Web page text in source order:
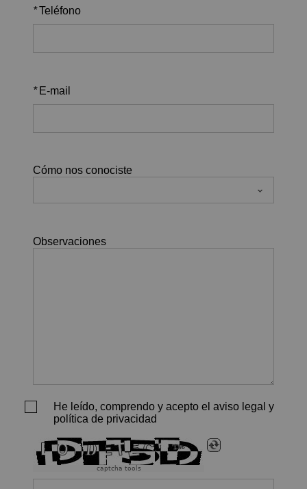
*Teléfono
* E-mail
Cómo nos conociste
Observaciones
He leído, comprendo y acepto el aviso legal y
política de privacidad
captcha tools